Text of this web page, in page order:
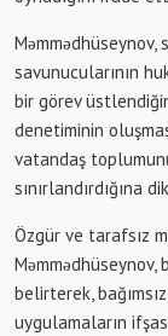
savunucularının
bir görev
denetiminin
vatandaş
sınırlandırdığına
Özgür ve tarafsız
Məmmədhüseynov,
belirterek,
uygulamaların